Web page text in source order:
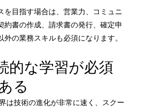
を目指す場合は、営業力、コミュニ
約書の作成、請求書の発行、確定申
外の業務スキルも必須になります。
的な学習が必須
る
は技術の進化が非常に速く、スクー